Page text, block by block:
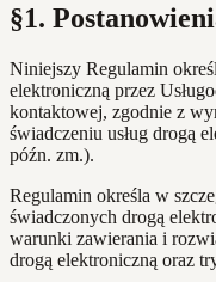
§1.
Niniejszy Regulamin
elektroniczną przez
kontaktowej, zgodnie z
świadczeniu usług drogą
późn. zm.).
Regulamin określa w
świadczonych drogą
warunki zawierania i
drogą elektroniczną oraz